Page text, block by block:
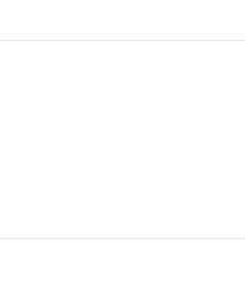
が提供可能な商品です。